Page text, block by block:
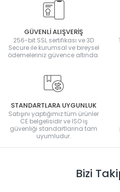
GÜVENLİ ALIŞVERİŞ
256-bit SSL sertifikası ve 3D
Secure ile kurumsal ve bireysel
ödemeleriniz güvence altında.
STANDARTLARA UYGUNLUK
Satışını yaptığımız tüm ürünler
CE belgelisidir ve ISO iş
güvenliği standartlarına tam
uyumludur.
Bizi